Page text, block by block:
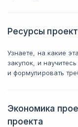
Ресурсы
Узнаете, на какие
закупок, и
и формулировать
Экономика
проекта